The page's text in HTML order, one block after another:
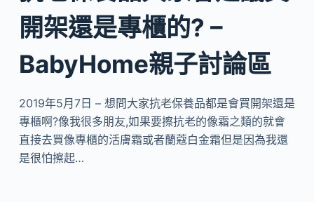
開架還是專櫃的? –
BabyHome親子討論區
2019年5月7日 – 想問大家抗老保養品都是會買開架還是
專櫃啊?像我很多朋友,如果要擦抗老的像霜之類的就會
直接去買像專櫃的活膚霜或者蘭蔻白金霜但是因為我還
是很怕擦起…